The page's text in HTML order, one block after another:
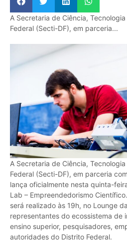
A Secretaria de Ciência,
Federal (Secti-DF), em parceria...
A Secretaria de Ciência,
Federal (Secti-DF), em parceria
lança oficialmente nesta quinta-
Lab – Empreendedorismo
será realizado às 19h, no Lounge
representantes do ecossistema de
ensino superior, pesquisadores,
autoridades do Distrito Federal.